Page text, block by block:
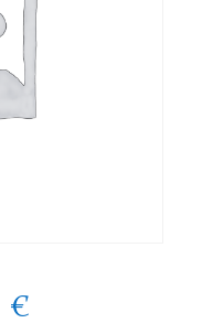
€Plage